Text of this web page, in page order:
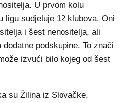
U prvom kolu
ligu sudjeluje 12 klubova. Oni
i šest nenositelja, ali
dodatne podskupine. To znači
izvući bilo kojeg od šest
su Žilina iz Slovačke,